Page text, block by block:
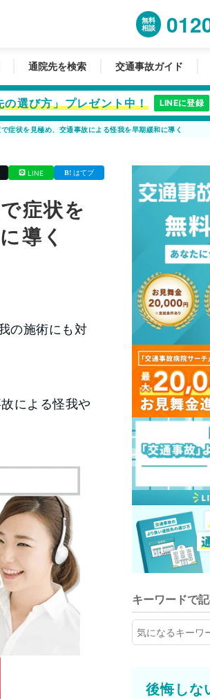
無料
相談
通院先を検索 交通事故ガイド
選び方」プレゼント中！ LINEに登録
症状を見極め、交通事故による怪我を早期緩和に導く
LINE はてブ
症状を
導く
の施術にも対
による怪我や
キーワードで
後悔しな